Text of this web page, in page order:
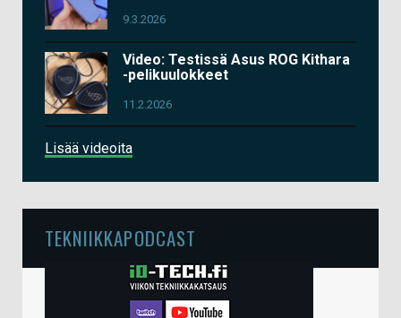
9.3.2026
Video: Testissä Asus ROG Kithara
-pelikuulokkeet
11.2.2026
Lisää videoita
TEKNIIKKAPODCAST